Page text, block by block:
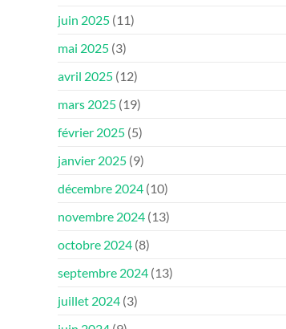
juin 2025 (11)
mai 2025 (3)
avril 2025 (12)
mars 2025 (19)
février 2025 (5)
janvier 2025 (9)
décembre 2024 (10)
novembre 2024 (13)
octobre 2024 (8)
septembre 2024 (13)
juillet 2024 (3)